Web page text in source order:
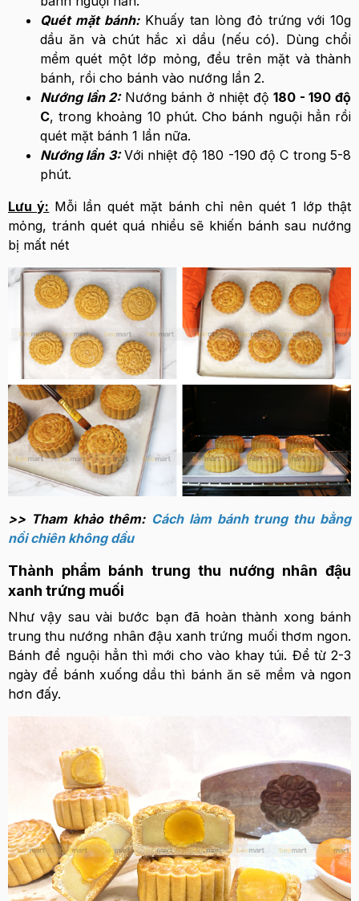
Quét mặt bánh:Khuấy tan lòng đỏ trứng với 10g
dầu ăn và chút hắc xì dầu (nếu có). Dùng chổi
mềm quét một lớp mỏng, đều trên mặt và thành
bánh, rồi cho bánh vào nướng lần 2.
Nướng lần 2:Nướng bánh ở nhiệt độ180 - 190 độ
C, trong khoảng 10 phút. Cho bánh nguội hẳn rồi
quét mặt bánh 1 lần nữa.
Nướng lần 3:Với nhiệt độ 180 -190 độ C trong 5-8
phút.
Lưu ý: Mỗi lần quét mặt bánh chỉ nên quét 1 lớp thật
mỏng, tránh quét quá nhiều sẽ khiến bánh sau nướng
bị mất nét
>> Tham khảo thêm: Cách làm bánh trung thu bằng
nồi chiên không dầu
Thành phẩm bánh trung thu nướng nhân đậu
xanh trứng muối
Như vậy sau vài bước bạn đã hoàn thành xong bánh
trung thu nướng nhân đậu xanh trứng muối thơm ngon.
Bánh để nguội hẳn thì mới cho vào khay túi. Để từ 2-3
ngày để bánh xuống dầu thì bánh ăn sẽ mềm và ngon
hơn đấy.